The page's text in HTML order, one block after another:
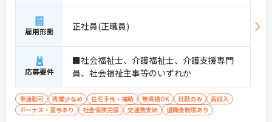
雇用形態 正社員(正職員)
応募要件
■社会福祉士、介護福祉士、介護支援専門
員、社会福祉主事等のいずれか
車通勤可 残業少なめ 住宅手当・補助 無資格OK 日勤のみ
高収入
ボーナス・賞与あり
社会保険完備 交通費支給 退職金制度あり